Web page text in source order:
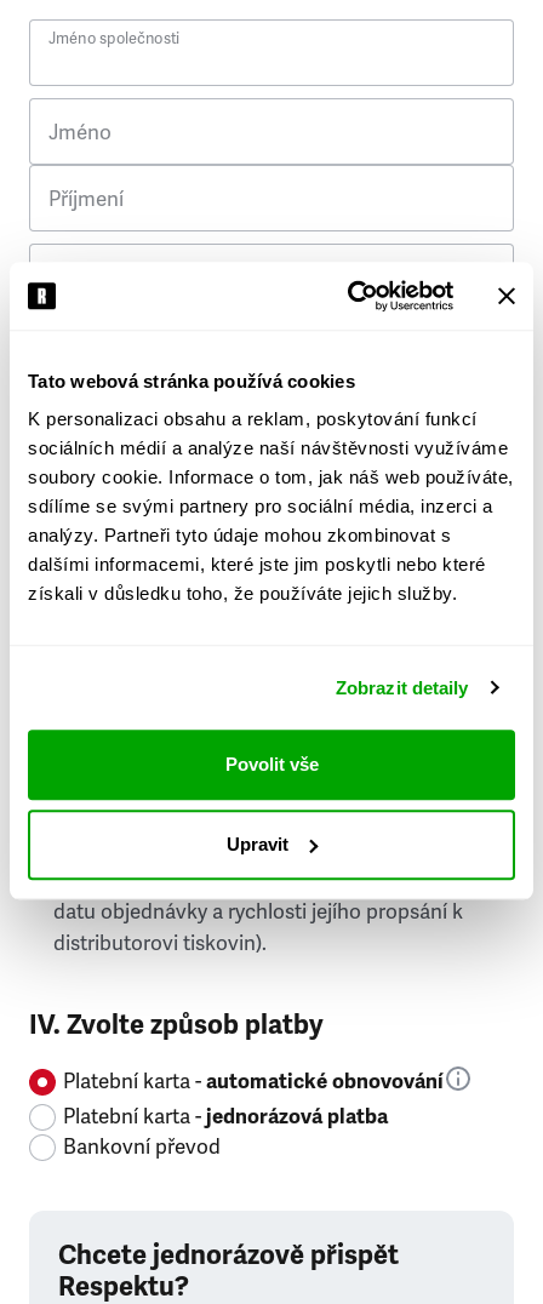
Tato webová stránka používá cookies
K personalizaci obsahu a reklam, poskytování funkcí
sociálních médií a analýze naší návštěvnosti využíváme
soubory cookie. Informace o tom, jak náš web používáte,
sdílíme se svými partnery pro sociální média, inzerci a
analýzy. Partneři tyto údaje mohou zkombinovat s
dalšími informacemi, které jste jim poskytli nebo které
získali v důsledku toho, že používáte jejich služby.
Zobrazit detaily
Povolit vše
Upravit
Jméno společnosti
Jméno
Příjmení
Ulice
Město
PSČ
Stát
doručování týdeníku Respekt v tištěné verzi, na
první vydání ve vaší schránce se můžete těšit
příští, nejpozději přespříští týden (v závislosti na
datu objednávky a rychlosti jejího propsání k
distributorovi tiskovin).
IV. Zvolte způsob platby
Platební karta -automatické obnovování
Platební karta -jednorázová platba
Bankovní převod
Chcete jednorázově přispět
Respektu?